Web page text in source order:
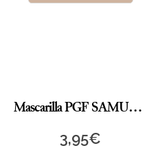
Mascarilla PGF SAMURAI
3,95€